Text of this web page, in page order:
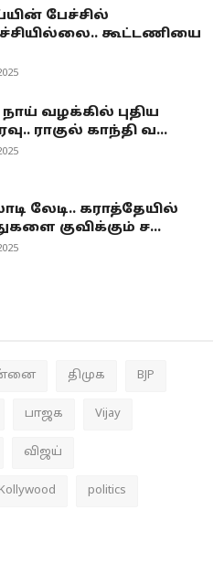
பேச்சில்
கூட்டணியை
நாய் வழக்கில் புதிய
ராகுல் காந்தி வ...
லேடி.. கராத்தேயில்
குவிக்கும் ச...
திமுக BJP
பாஜக Vijay
விஜய்
Kollywood politics